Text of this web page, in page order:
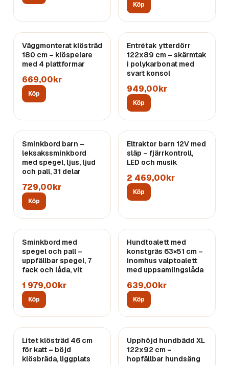
Köp
Väggmonterat klösträd
180 cm – klöspelare
med 4 plattformar
669,00kr
Köp
Entrétak ytterdörr
122x89 cm – skärmtak
i polykarbonat med
svart konsol
949,00kr
Köp
Sminkbord barn –
leksakssminkbord
med spegel, ljus, ljud
och pall, 31 delar
729,00kr
Köp
Eltraktor barn 12V med
släp – fjärrkontroll,
LED och musik
2 469,00kr
Köp
Sminkbord med
spegel och pall –
uppfällbar spegel, 7
fack och låda, vit
1 979,00kr
Köp
Hundtoalett med
konstgräs 63×51 cm –
inomhus valptoalett
med uppsamlingslåda
639,00kr
Köp
Litet klösträd 46 cm
för katt – böjd
klösbräda, liggplats
Upphöjd hundbädd XL
122x92 cm –
hopfällbar hundsäng